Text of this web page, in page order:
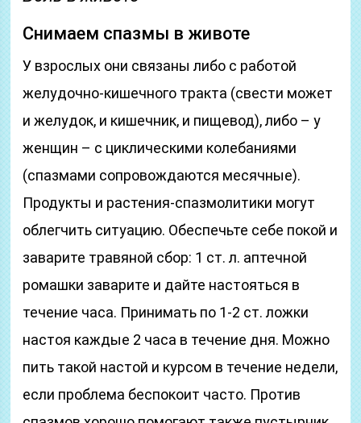
Снимаем спазмы в животе
У взрослых они связаны либо с работой
желудочно-кишечного тракта (свести может
и желудок, и кишечник, и пищевод), либо – у
женщин – с циклическими колебаниями
(спазмами сопровождаются месячные).
Продукты и растения-спазмолитики могут
облегчить ситуацию. Обеспечьте себе покой и
заварите травяной сбор: 1 ст. л. аптечной
ромашки заварите и дайте настояться в
течение часа. Принимать по 1-2 ст. ложки
настоя каждые 2 часа в течение дня. Можно
пить такой настой и курсом в течение недели,
если проблема беспокоит часто. Против